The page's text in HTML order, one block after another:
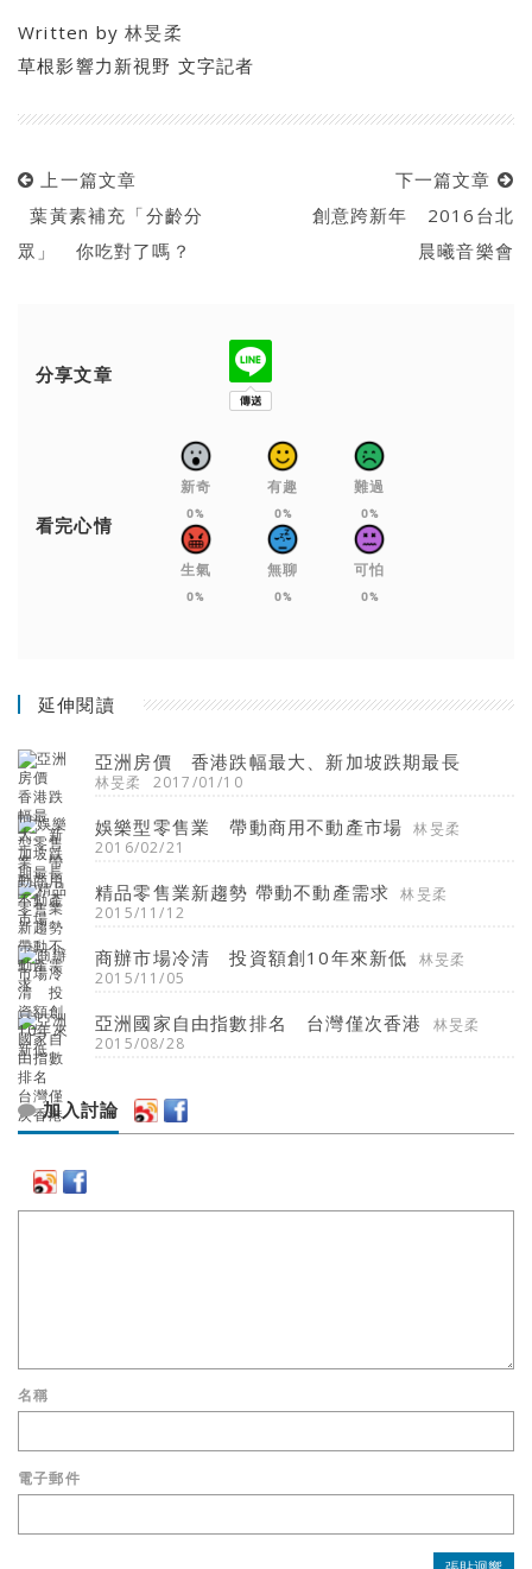
Written by林旻柔
草根影響力新視野 文字記者
上一篇文章
葉黃素補充「分齡分
眾」 你吃對了嗎？
下一篇文章
創意跨新年 2016台北
晨曦音樂會
分享文章
看完心情
新奇
0%
有趣
0%
難過
0%
生氣
0%
無聊
0%
可怕
0%
延伸閱讀
亞洲房價 香港跌幅最大、新加坡跌期最長
林旻柔 2017/01/10
娛樂型零售業 帶動商用不動產市場
林旻柔
2016/02/21
精品零售業新趨勢 帶動不動產需求
林旻柔
2015/11/12
商辦市場冷清 投資額創10年來新低
林旻柔
2015/11/05
亞洲國家自由指數排名 台灣僅次香港
林旻柔
2015/08/28
加入討論
名稱
電子郵件